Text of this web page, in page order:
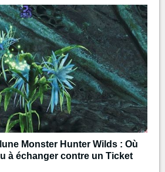
Monster Hunter Wilds : Où
à échanger contre un Ticket